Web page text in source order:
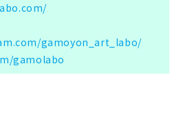
gamoyon_art_labo/
gamolabo